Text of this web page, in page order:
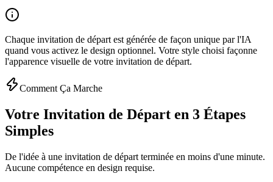
Chaque invitation de départ est générée de façon unique par l'IA
quand vous activez le design optionnel. Votre style choisi façonne
l'apparence visuelle de votre invitation de départ.
Comment Ça Marche
Votre Invitation de Départ en 3 Étapes
Simples
De l'idée à une invitation de départ terminée en moins d'une minute.
Aucune compétence en design requise.